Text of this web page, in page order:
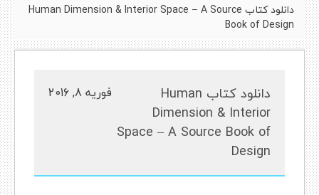
دانلود کتاب Human Dimension & Interior Space – A Source
Book of Design
دانلود کتاب Human
Dimension & Interior
Space – A Source Book of
Design
فوریه 8, 2016